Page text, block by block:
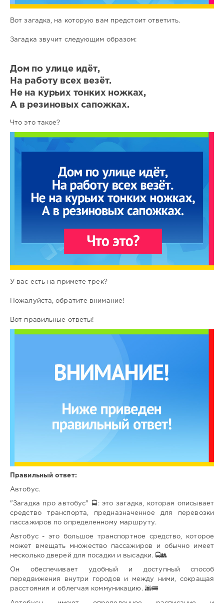
Вот загадка, на которую вам предстоит ответить.
Загадка звучит следующим образом:
Дом по улице идёт,
На работу всех везёт.
Не на курьих тонких ножках,
А в резиновых сапожках.
Что это такое?
У вас есть на примете трек?
Пожалуйста, обратите внимание!
Вот правильные ответы!
Правильный ответ:
Автобус.
"Загадка про автобус" 🚍: это загадка, которая описывает
средство транспорта, предназначенное для перевозки
пассажиров по определенному маршруту.
Автобус - это большое транспортное средство, которое
может вмещать множество пассажиров и обычно имеет
несколько дверей для посадки и высадки. 🚍👥
Он обеспечивает удобный и доступный способ
передвижения внутри городов и между ними, сокращая
расстояния и облегчая коммуникацию. 🌆🚌